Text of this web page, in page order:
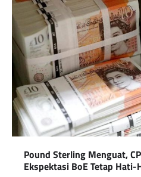
Pound Sterling Menguat,
Ekspektasi BoE Tetap Hati-